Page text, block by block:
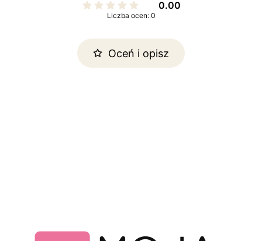
0.00
Liczba ocen: 0
Oceń i opisz